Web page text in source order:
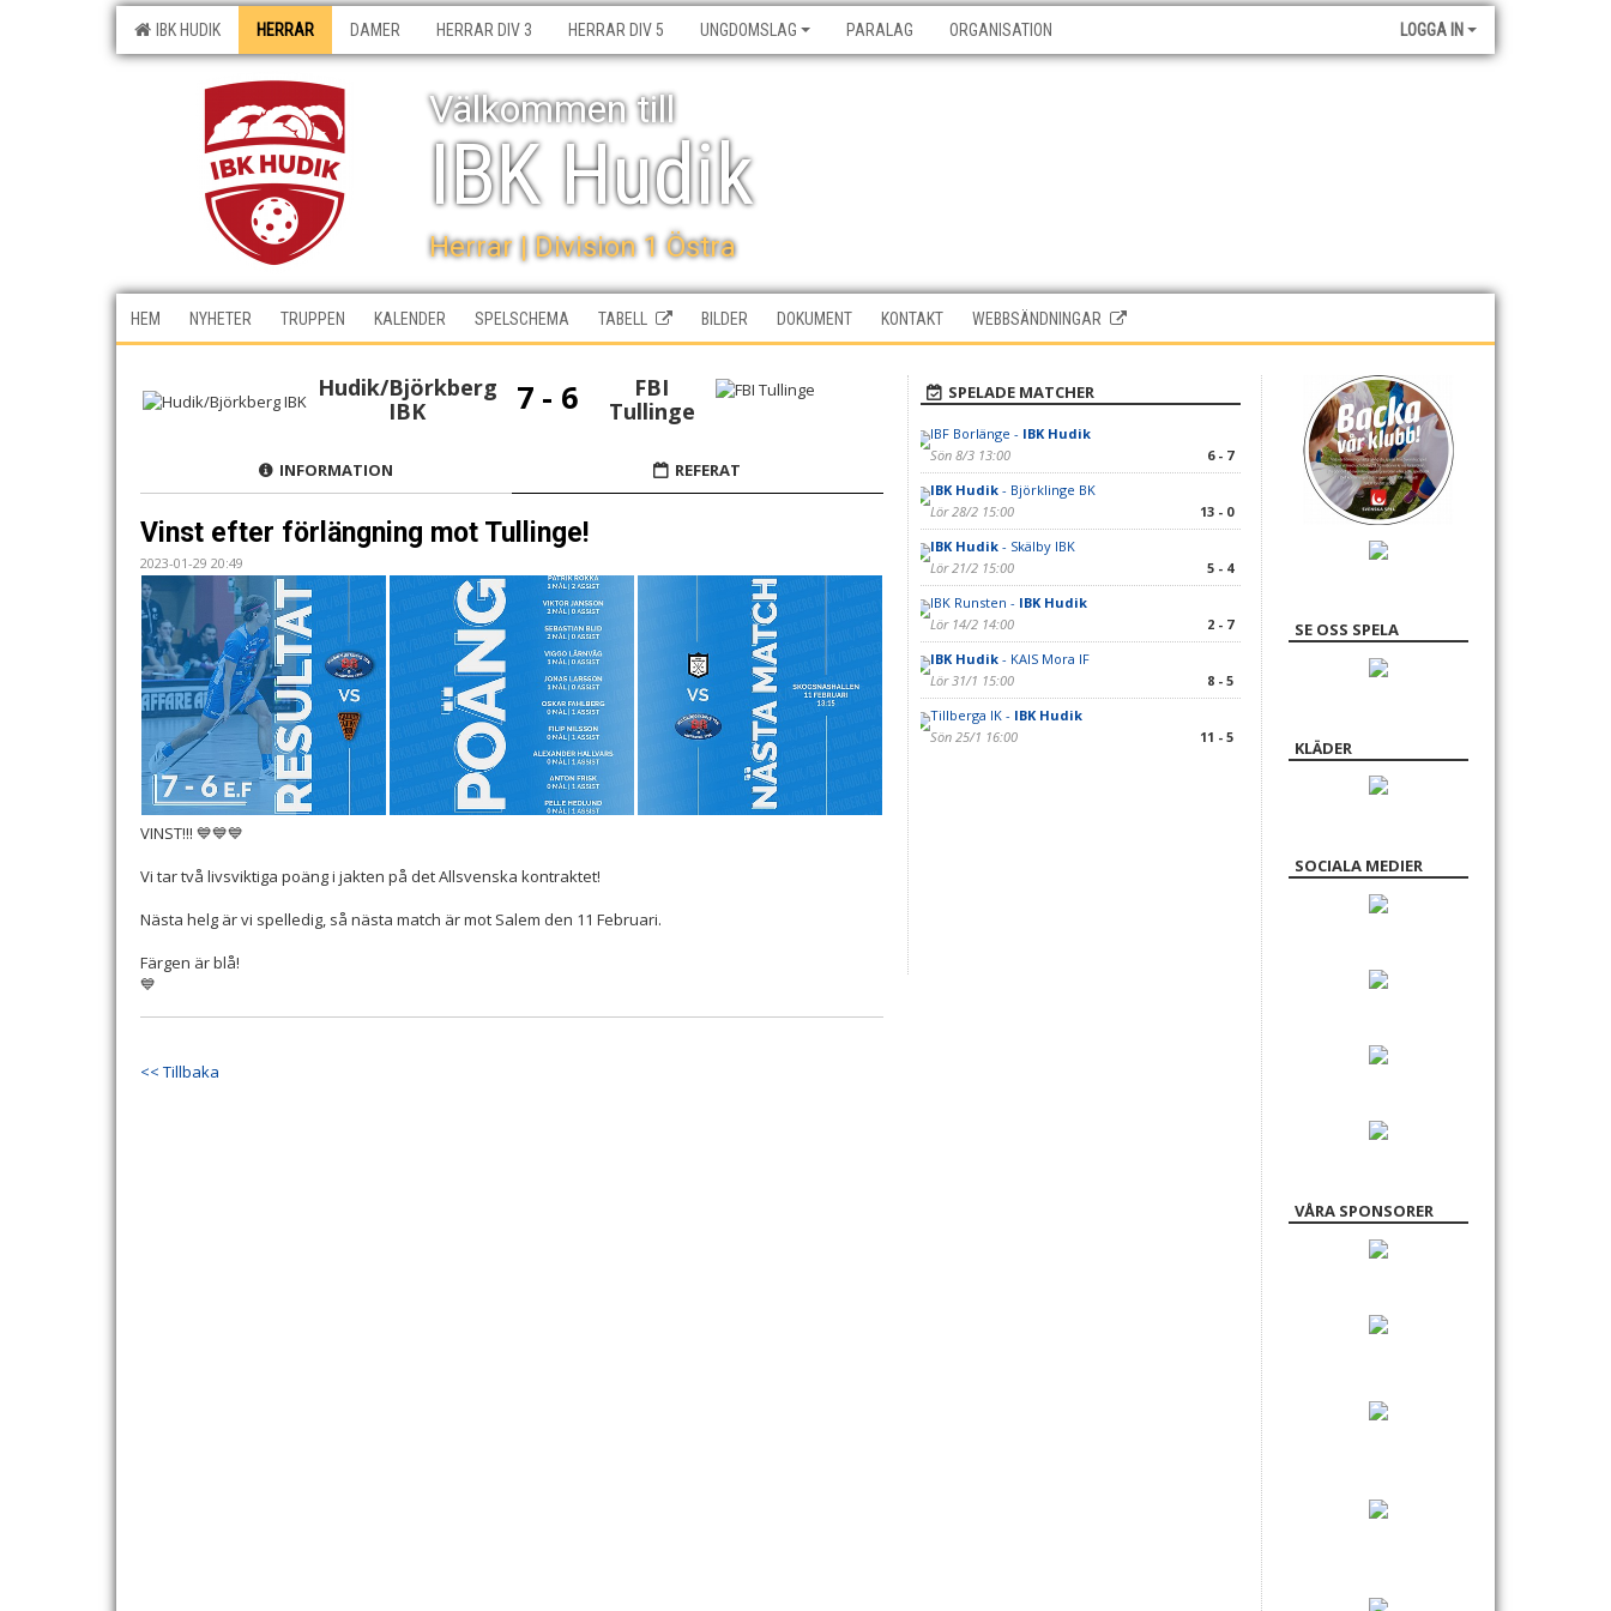
IBK HUDIK HERRAR DAMER HERRAR DIV 3 HERRAR DIV 5 UNGDOMSLAG PARALAG ORGANISATION LOGGA IN
IBK Hudik
Välkommen till
Herrar | Division 1 Östra
HEM NYHETER TRUPPEN KALENDER SPELSCHEMA TABELL BILDER DOKUMENT KONTAKT WEBBSÄNDNINGAR
Hudik/Björkberg
IBK
7 - 6
FBI
Tullinge
INFORMATION REFERAT
Vinst efter förlängning mot Tullinge!
2023-01-29 20:49
VINST!!! 💙💙💙
Vi tar två livsviktiga poäng i jakten på det Allsvenska kontraktet!
Nästa helg är vi spelledig, så nästa match är mot Salem den 11 Februari.
Färgen är blå!
💙
<< Tillbaka
SPELADE MATCHER
IBF Borlänge - IBK Hudik
Sön 8/3 13:00
6 - 7
IBK Hudik- Björklinge BK
Lör 28/2 15:00
13 - 0
IBK Hudik- Skälby IBK
Lör 21/2 15:00
5 - 4
IBK Runsten - IBK Hudik
Lör 14/2 14:00
2 - 7
IBK Hudik- KAIS Mora IF
Lör 31/1 15:00
8 - 5
Tillberga IK - IBK Hudik
Sön 25/1 16:00
11 - 5
SE OSS SPELA
KLÄDER
SOCIALA MEDIER
VÅRA SPONSORER